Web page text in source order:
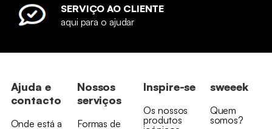
SERVIÇO AO CLIENTE
aqui para o ajudar
Ajuda e
contacto
Onde está a
Nossos
serviços
Formas de
Inspire-se
Os nossos
produtos
sweeek
Quem
somos?